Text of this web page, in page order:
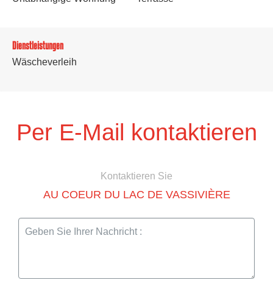
Dienstleistungen
Wäscheverleih
Per E-Mail kontaktieren
Kontaktieren Sie
AU COEUR DU LAC DE VASSIVIÈRE